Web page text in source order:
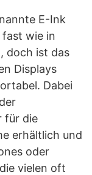
E-Ink
fast wie in
doch ist das
Displays
Dabei
für die
erhältlich und
oder
vielen oft